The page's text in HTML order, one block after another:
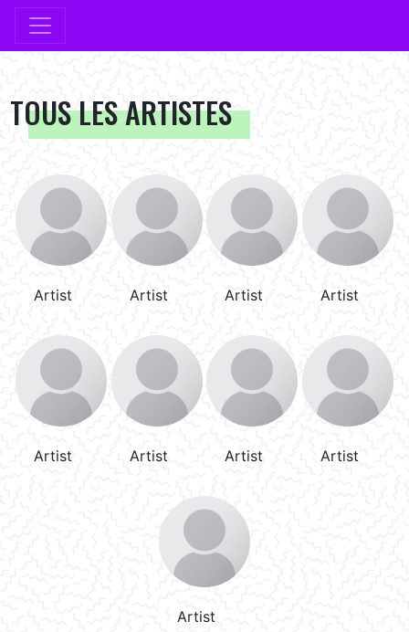
TOUS LES ARTISTES
Artist Artist Artist Artist
Artist Artist Artist Artist
Artist